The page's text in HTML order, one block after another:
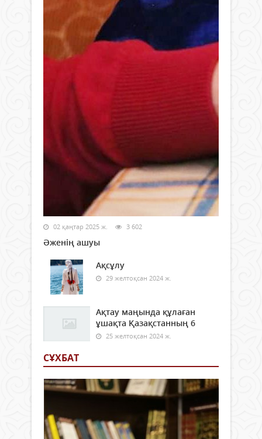
02 қаңтар 2025 ж. 3 602
Әженің ашуы
Ақсұлу
29 желтоқсан 2024 ж.
Ақтау маңында құлаған
ұшақта Қазақстанның 6
25 желтоқсан 2024 ж.
СҰХБАТ